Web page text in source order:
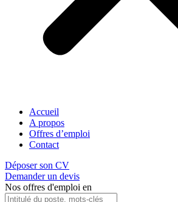
Accueil
A propos
Offres d’emploi
Contact
Déposer son CV
Demander un devis
Nos offres d'emploi en